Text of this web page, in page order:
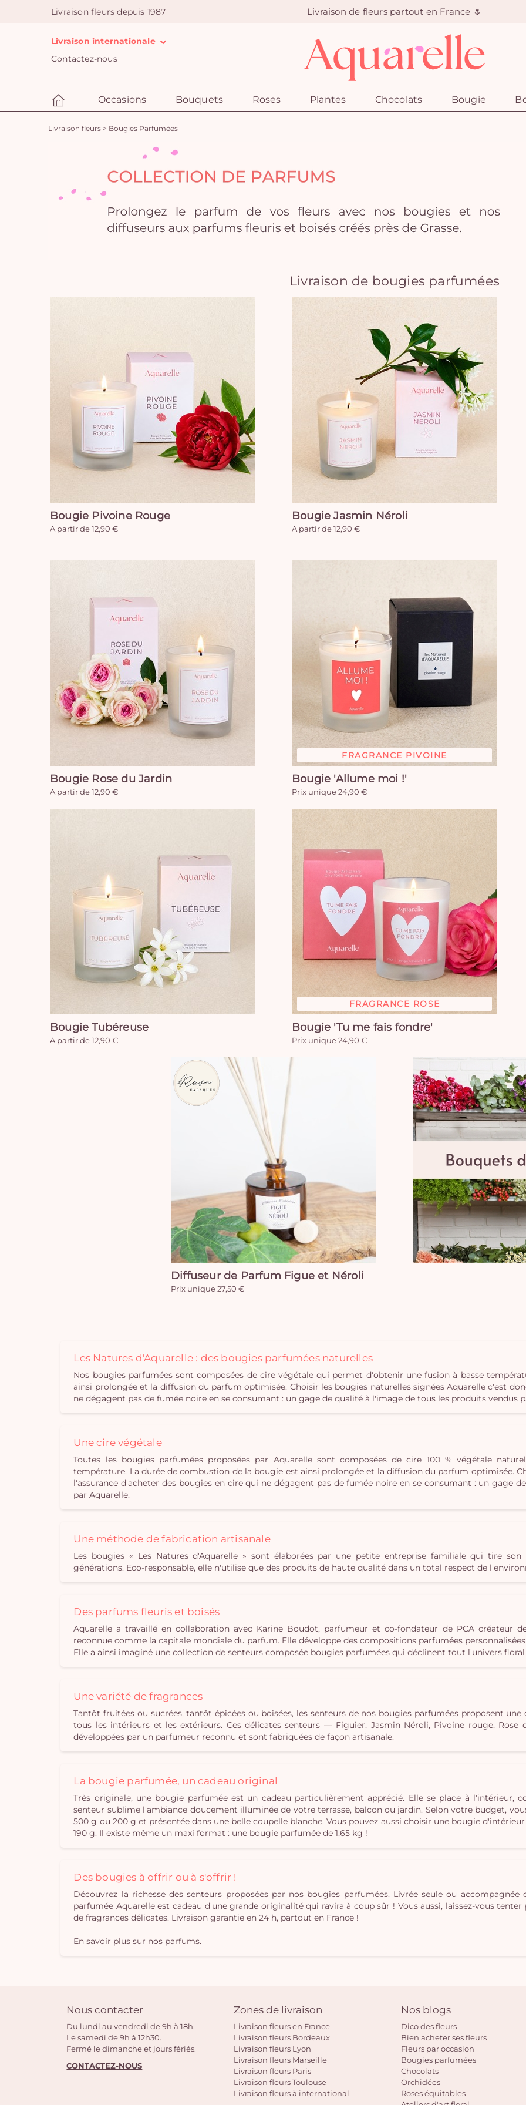
Livraison fleurs depuis 1987 Livraison de fleurs partout en France 🌷
Livraison internationale
Contactez-nous
Occasions Bouquets Roses Plantes Chocolats Bougie
Livraison fleurs > Bougies Parfumées
Livraison de bougies parfumées
Bougie Pivoine Rouge
A partir de 12,90 €
Bougie Jasmin Néroli
A partir de 12,90 €
Bougie Rose du Jardin
A partir de 12,90 €
FRAGRANCE PIVOINE
Bougie 'Allume moi !'
Prix unique 24,90 €
Bougie Tubéreuse
A partir de 12,90 €
FRAGRANCE ROSE
Bougie 'Tu me fais fondre'
Prix unique 24,90 €
Diffuseur de Parfum Figue et Néroli
Prix unique 27,50 €
Les Natures d'Aquarelle : des bougies parfumées naturelles
Nos bougies parfumées sont composées de cire végétale qui permet d'obtenir une fusion à basse
ainsi prolongée et la diffusion du parfum optimisée. Choisir les bougies naturelles signées Aquarelle c'est
ne dégagent pas de fumée noire en se consumant : un gage de qualité à l'image de tous les produits vendus
Une cire végétale
Toutes les bougies parfumées proposées par Aquarelle sont composées de cire 100 % végétale
température. La durée de combustion de la bougie est ainsi prolongée et la diffusion du parfum optimisée.
l'assurance d'acheter des bougies en cire qui ne dégagent pas de fumée noire en se consumant : un gage
par Aquarelle.
Une méthode de fabrication artisanale
Les bougies « Les Natures d'Aquarelle » sont élaborées par une petite entreprise familiale qui tire
générations. Eco-responsable, elle n'utilise que des produits de haute qualité dans un total respect de
Des parfums fleuris et boisés
Aquarelle a travaillé en collaboration avec Karine Boudot, parfumeur et co-fondateur de PCA créateur
reconnue comme la capitale mondiale du parfum. Elle développe des compositions parfumées
Elle a ainsi imaginé une collection de senteurs composée bougies parfumées qui déclinent tout l'univers floral
Une variété de fragrances
Tantôt fruitées ou sucrées, tantôt épicées ou boisées, les senteurs de nos bougies parfumées proposent
tous les intérieurs et les extérieurs. Ces délicates senteurs — Figuier, Jasmin Néroli, Pivoine rouge,
développées par un parfumeur reconnu et sont fabriquées de façon artisanale.
La bougie parfumée, un cadeau original
Très originale, une bougie parfumée est un cadeau particulièrement apprécié. Elle se place à l'intérieur,
senteur sublime l'ambiance doucement illuminée de votre terrasse, balcon ou jardin. Selon votre budget,
500 g ou 200 g et présentée dans une belle coupelle blanche. Vous pouvez aussi choisir une bougie
190 g. Il existe même un maxi format : une bougie parfumée de 1,65 kg !
Des bougies à offrir ou à s'offrir !
Découvrez la richesse des senteurs proposées par nos bougies parfumées. Livrée seule ou accompagnée
parfumée Aquarelle est cadeau d'une grande originalité qui ravira à coup sûr ! Vous aussi, laissez-vous
de fragrances délicates. Livraison garantie en 24 h, partout en France !
En savoir plus sur nos parfums.
Nous contacter
Du lundi au vendredi de 9h à 18h.
Le samedi de 9h à 12h30.
Fermé le dimanche et jours fériés.
CONTACTEZ-NOUS
Zones de livraison
Livraison fleurs en France
Livraison fleurs Bordeaux
Livraison fleurs Lyon
Livraison fleurs Marseille
Livraison fleurs Paris
Livraison fleurs Toulouse
Livraison fleurs à international
Nos blogs
Dico des fleurs
Bien acheter ses fleurs
Fleurs par occasion
Bougies parfumées
Chocolats
Orchidées
Roses équitables